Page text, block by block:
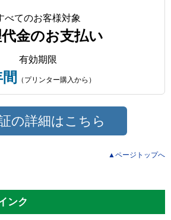
べてのお客様対象
金のお支払い
有効期限
（プリンター購入から）
の詳細はこちら
▲ページトップへ
ンク